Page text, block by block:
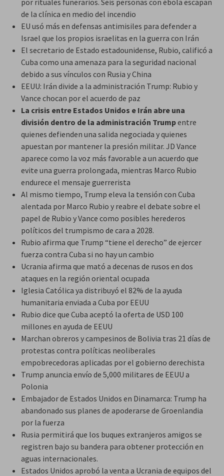
por rituales funerarios. Seis personas con ébola escapan
de la clínica en medio del incendio
EU usó más en defensas antimisiles para defender a
Israel que los propios israelitas en la guerra con Irán
El secretario de Estado estadounidense, Rubio, calificó a
Cuba como una amenaza para la seguridad nacional
debido a sus vínculos con Rusia y China
EEUU: Irán divide a la administración Trump: Rubio y
Vance chocan por el acuerdo de paz
La crisis entre Estados Unidos e Irán abre una
división dentro de la administración Trumpentre
quienes defienden una salida negociada y quienes
apuestan por mantener la presión militar. JD Vance
aparece como la voz más favorable a un acuerdo que
evite una guerra prolongada, mientras Marco Rubio
endurece el mensaje guerrerista
Al mismo tiempo, Trump eleva la tensión con Cuba
alentada por Marco Rubio y reabre el debate sobre el
papel de Rubio y Vance como posibles herederos
políticos del trumpismo de cara a 2028.
Rubio afirma que Trump “tiene el derecho” de ejercer
fuerza contra Cuba si no hay un cambio
Ucrania afirma que mató a decenas de rusos en dos
ataques en la región oriental ocupada
Iglesia Católica ya distribuyó el 82% de la ayuda
humanitaria enviada a Cuba por EEUU
Rubio dice que Cuba aceptó la oferta de USD 100
millones en ayuda de EEUU
Marchan obreros y campesinos de Bolivia tras 21 días de
protestas contra políticas neoliberales
empobrecedoras aplicadas por el gobierno derechista
Trump anuncia envío de 5,000 militares de EEUU a
Polonia
Embajador de Estados Unidos en Dinamarca: Trump ha
abandonado sus planes de apoderarse de Groenlandia
por la fuerza
Rusia permitirá que los buques extranjeros amigos se
registren bajo su bandera para obtener protección en
aguas internacionales.
Estados Unidos aprobó la venta a Ucrania de equipos del